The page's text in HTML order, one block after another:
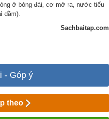
ở bóng đái, cơ mở ra, nước tiểu
dầm).
Sachbaitap.com
- Góp ý
theo